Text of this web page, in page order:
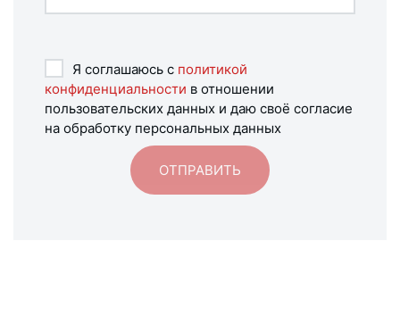
Я соглашаюсь с политикой
конфиденциальности в отношении
пользовательских данных и даю своё согласие
на обработку персональных данных